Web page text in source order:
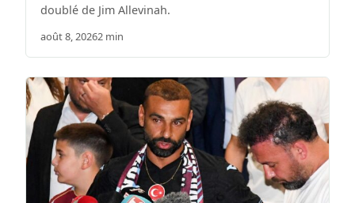
doublé de Jim Allevinah.
août 8, 20262 min